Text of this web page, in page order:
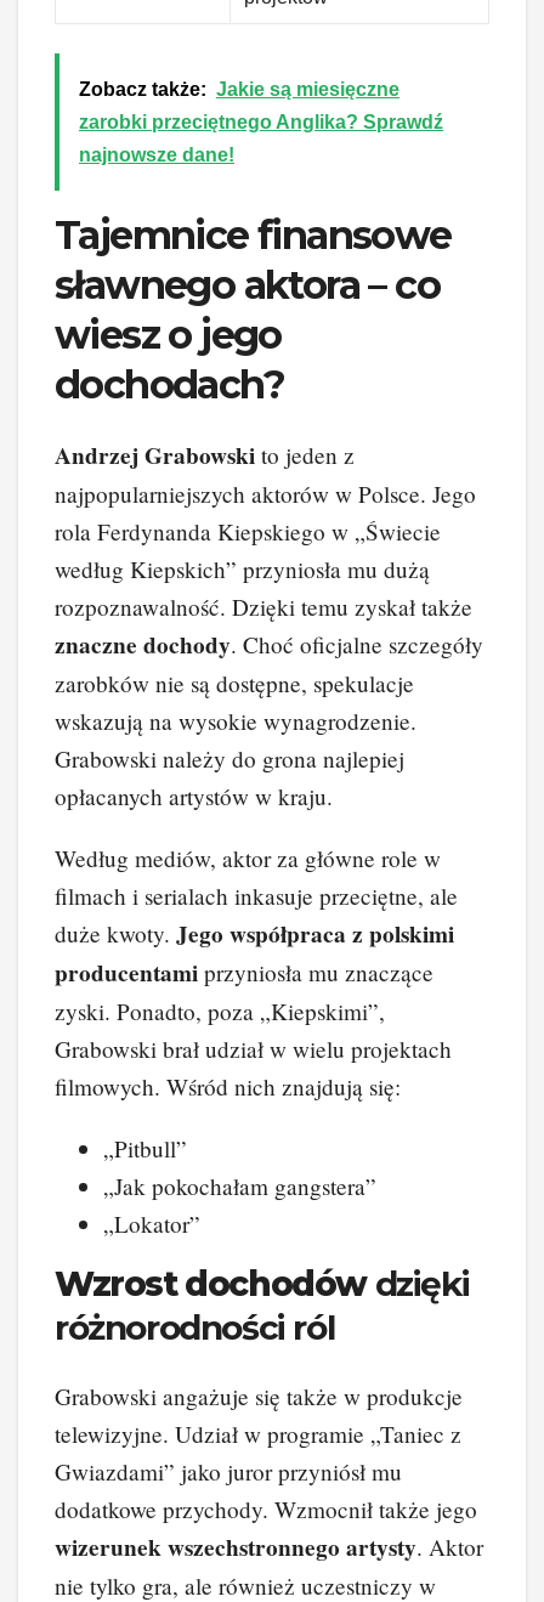
Zobacz także: Jakie są miesięczne
zarobki przeciętnego Anglika? Sprawdź
najnowsze dane!
Tajemnice finansowe
sławnego aktora – co
wiesz o jego
dochodach?
Andrzej Grabowski to jeden z
najpopularniejszych aktorów w Polsce. Jego
rola Ferdynanda Kiepskiego w „Świecie
według Kiepskich” przyniosła mu dużą
rozpoznawalność. Dzięki temu zyskał także
znaczne dochody. Choć oficjalne szczegóły
zarobków nie są dostępne, spekulacje
wskazują na wysokie wynagrodzenie.
Grabowski należy do grona najlepiej
opłacanych artystów w kraju.
Według mediów, aktor za główne role w
filmach i serialach inkasuje przeciętne, ale
duże kwoty. Jego współpraca z polskimi
producentami przyniosła mu znaczące
zyski. Ponadto, poza „Kiepskimi”,
Grabowski brał udział w wielu projektach
filmowych. Wśród nich znajdują się:
„Pitbull”
„Jak pokochałam gangstera”
„Lokator”
Wzrost dochodówdzięki
różnorodności ról
Grabowski angażuje się także w produkcje
telewizyjne. Udział w programie „Taniec z
Gwiazdami” jako juror przyniósł mu
dodatkowe przychody. Wzmocnił także jego
wizerunek wszechstronnego artysty. Aktor
nie tylko gra, ale również uczestniczy w